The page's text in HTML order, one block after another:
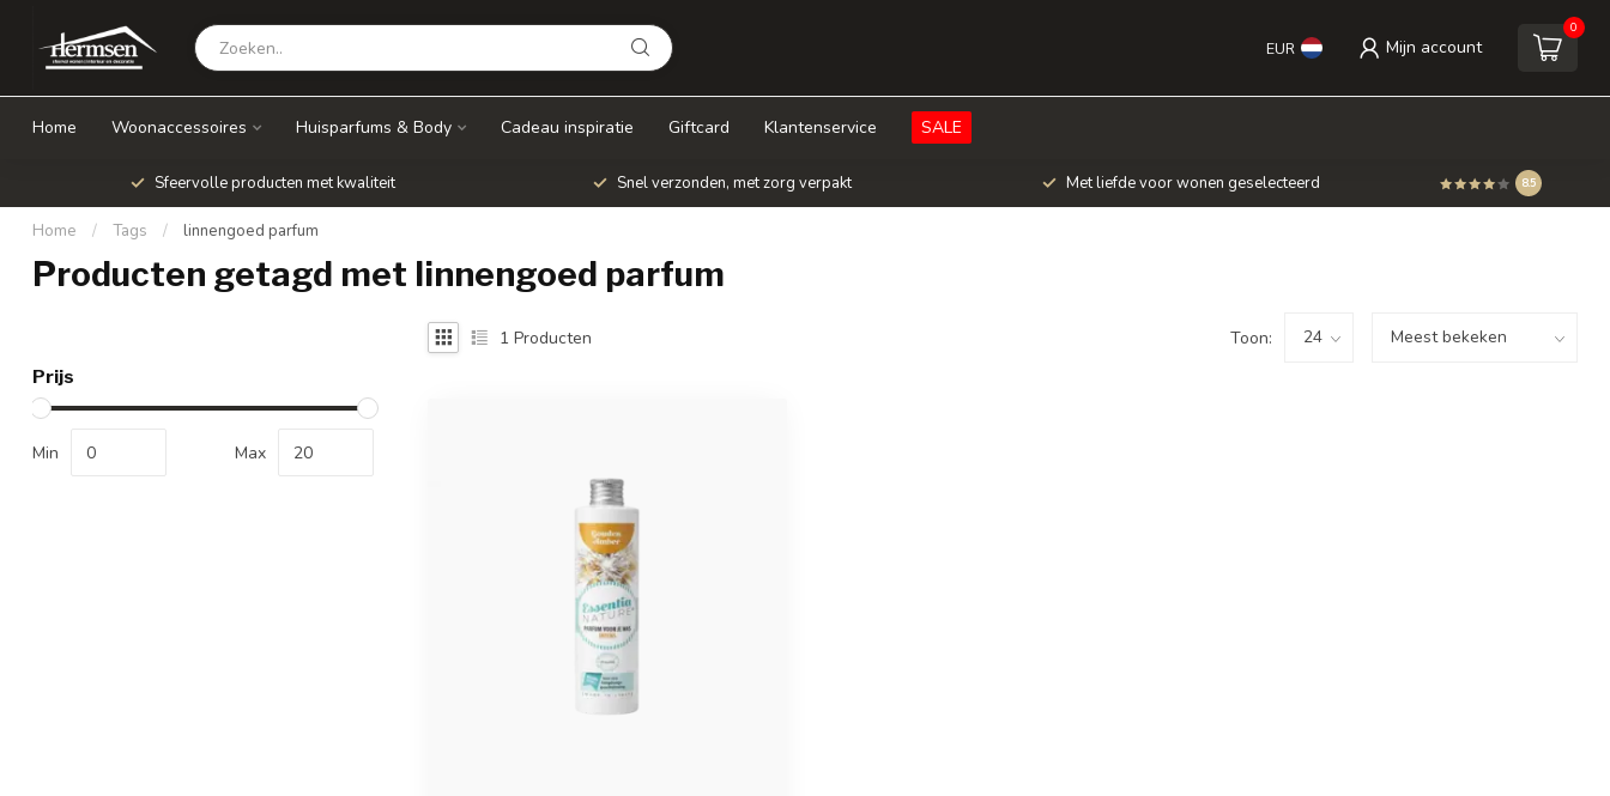
EUR Mijn account
0
Home Woonaccessoires Huisparfums & Body Cadeau inspiratie Giftcard Klantenservice SALE
Sfeervolle producten met kwaliteit Snel verzonden, met zorg verpakt Met liefde voor wonen geselecteerd 8.5
Home / Tags / linnengoed parfum
Producten getagd met linnengoed parfum
Prijs
Min Max
1 Producten Toon: